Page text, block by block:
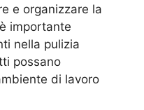
e organizzare la
importante
nella pulizia
possano
di lavoro